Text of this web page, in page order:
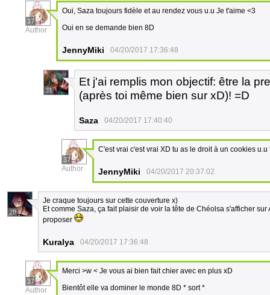
37
Author
Oui, Saza toujours fidèle et au rendez vous u.u Je t'aime <3
Oui en se demande bien 8D
JennyMiki 04/20/2017 17:36:48
31
Et j'ai remplis mon objectif: être la
(après toi même bien sur xD)! =D
Saza 04/20/2017 17:40:40
37
Author
C'est vrai c'est vrai XD tu as le droit à un cookies
JennyMiki 04/20/2017 20:37:02
28
Je craque toujours sur cette couverture x)
Et comme Saza, ça fait plaisir de voir la tête de Chéolsa s'afficher
proposer
Kuralya 04/20/2017 17:36:48
37
Author
Merci >w < Je vous ai bien fait chier avec en plus xD
Bientôt elle va dominer le monde 8D * sort *